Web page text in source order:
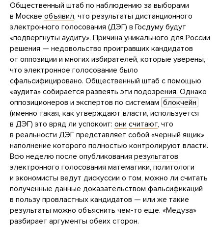
Общественный штаб по наблюдению за выборами
в Москве объявил, что результаты дистанционного
электронного голосования (ДЭГ) в Госдуму будут
«подвергнуты аудиту». Причина уникального для России
решения — недовольство проигравших кандидатов
от оппозиции и многих избирателей, которые уверены,
что электронное голосование было
сфальсифицировано. Общественный штаб с помощью
«аудита» собирается развеять эти подозрения. Однако
оппозиционеров и экспертов по системам блокчейн
(именно такая, как утверждают власти, используется
в ДЭГ) это вряд ли успокоит: они считают, что
в реальности ДЭГ представляет собой «черный ящик»,
наполнение которого полностью контролируют власти.
Всю неделю после опубликования результатов
электронного голосования математики, политологи
и экономисты ведут дискуссии о том, можно ли считать
полученные данные доказательством фальсификаций
в пользу провластных кандидатов — или же такие
результаты можно объяснить чем-то еще. «Медуза»
разбирает аргументы обеих сторон.